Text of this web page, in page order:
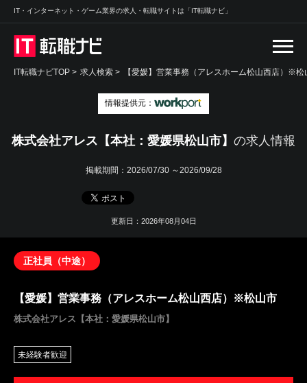
IT・インターネット・ゲーム業界の求人・転職サイトは「IT転職ナビ」
IT転職ナビTOP > 求人検索 > 【愛媛】営業事務（アレスホーム松山西店）※
情報提供元：
株式会社アレス【本社：愛媛県松山市】 の求人情報
掲載期間： 2026/07/30 ～2026/09/28
更新日：2026年08月04日
正社員（中途）
【愛媛】営業事務（アレスホーム松山西店）※松山市
株式会社アレス【本社：愛媛県松山市】
未経験者歓迎